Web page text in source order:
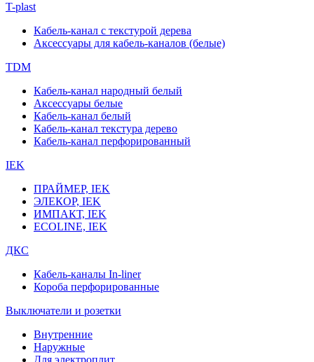
T-plast
Кабель-канал с текстурой дерева
Аксессуары для кабель-каналов (белые)
TDM
Кабель-канал народный белый
Аксессуары белые
Кабель-канал белый
Кабель-канал текстура дерево
Кабель-канал перфорированный
IEK
ПРАЙМЕР, IEK
ЭЛЕКОР, IEK
ИМПАКТ, IEK
ECOLINE, IEK
ДКС
Кабель-каналы In-liner
Короба перфорированные
Выключатели и розетки
Внутренние
Наружные
Для электроплит